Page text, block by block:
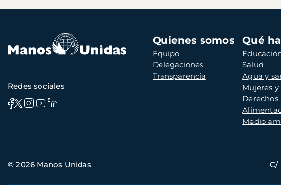
Navegación
principal
Quienes somos
Equipo
Delegaciones
Transparencia
Qué
Educación
Salud
Agua y
Mujeres
Medio
Redes sociales
de
© 2026 Manos Unidas C/